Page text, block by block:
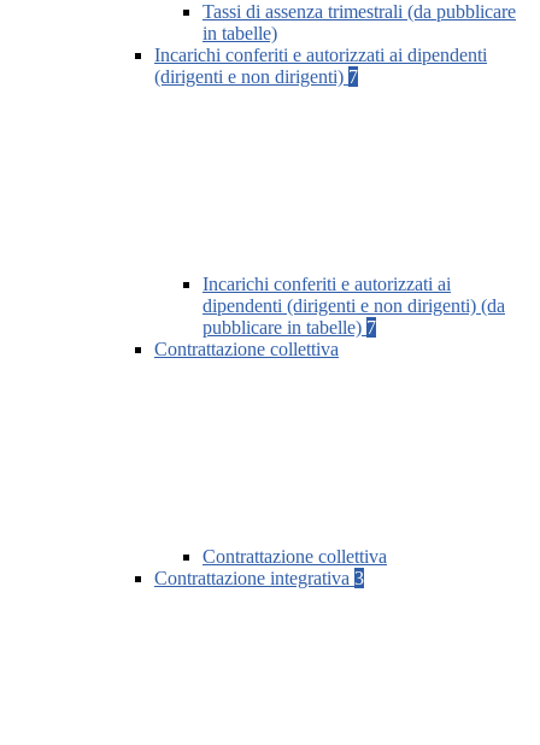
Tassi di assenza trimestrali (da pubblicare
in tabelle)
Incarichi conferiti e autorizzati ai dipendenti
(dirigenti e non dirigenti) 7
Incarichi conferiti e autorizzati ai
dipendenti (dirigenti e non dirigenti) (da
pubblicare in tabelle) 7
Contrattazione collettiva
Contrattazione collettiva
Contrattazione integrativa 3